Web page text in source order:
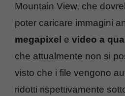
Mountain View, che
poter caricare immagini
megapixel e video a
che attualmente non si
visto che i file vengono
ridotti rispettivamente